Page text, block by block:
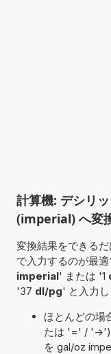
計算機: デシリ
(imperial) へ変
変換結果をできる
で入力するのが最
imperial' または '1
'37 dl/pg' と入力
ほとんどの場
たは '=' / '->')
を gal/oz